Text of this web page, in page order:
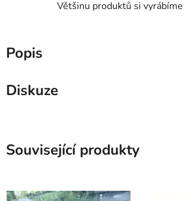
Většinu produktů si vyrábíme
Popis
Diskuze
Související produkty